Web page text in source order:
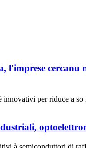
l'imprese
per riduce a